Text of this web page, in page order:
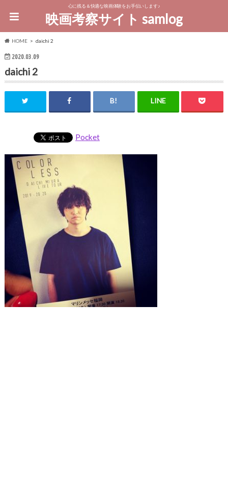
心に残る＆快適な映画体験をお手伝いします♪
映画考察サイト samlog
HOME daichi 2
2020.03.09
daichi 2
Pocket